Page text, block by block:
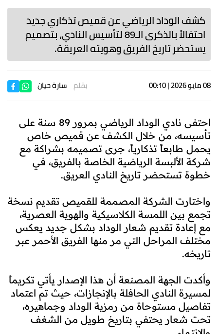
كشف الوداد الرياضي عن قميص تذكاري جديد
احتفالاً بالذكرى الـ89 لتأسيس النادي، بتصميم
يستحضر تاريخ الفريق وهويته العريقة.
08 مايو 2026 | 00:10 بقلم سارة حيان
احتفى نادي الوداد الرياضي بمرور 89 سنة على
تأسيسه، من خلال الكشف عن قميص خاص
يحمل طابعاً تذكارياً، جرى تصميمه بشراكة مع
شركة الألبسة الرياضية الخاصة بالفريق، في
خطوة تستحضر تاريخ النادي العريق.
واختارت الشركة المصممة للقميص تقديم نسخة
تجمع بين اللمسة الكلاسيكية والهوية العصرية،
مع إعادة تقديم شعار الوداد بشكل جديد يعكس
مختلف المراحل التي مر منها الفريق الأحمر عبر
تاريخه.
وأكدت الجهة المصنعة أن هذا الإصدار يأتي تكريماً
لمسيرة النادي الحافلة بالإنجازات، حيث تم اعتماد
تفاصيل مستوحاة من رمزية الوداد وجماهيره،
تحت شعار يحتفي بتاريخ طويل من الشغف